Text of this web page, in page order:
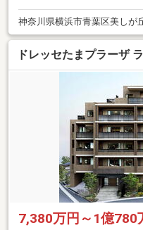
神奈川県横浜市青葉区美しが
ドレッセたまプラーザ
7,380万円～1億780